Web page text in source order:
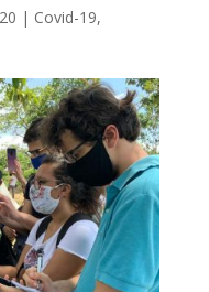
| Covid-19,